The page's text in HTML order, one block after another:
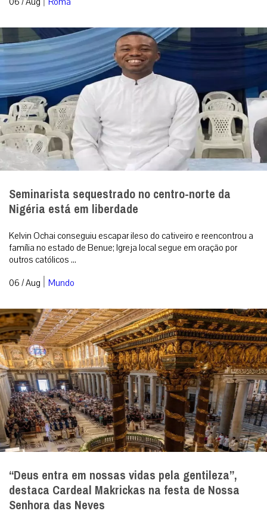
Seminarista sequestrado no centro-norte da
Nigéria está em liberdade
Kelvin Ochai conseguiu escapar ileso do cativeiro e reencontrou a
família no estado de Benue; Igreja local segue em oração por
outros católicos ...
06 / Aug | Mundo
“Deus entra em nossas vidas pela gentileza”,
destaca Cardeal Makrickas na festa de Nossa
Senhora das Neves